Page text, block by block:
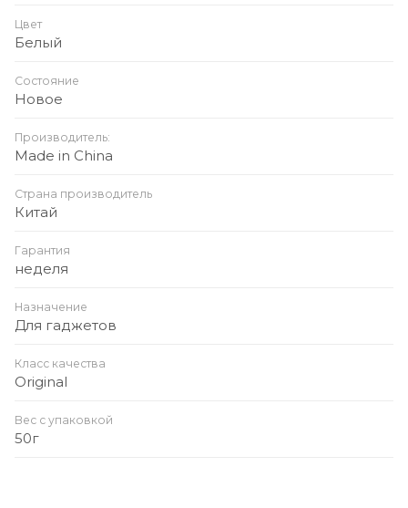
Цвет
Белый
Состояние
Новое
Производитель:
Made in China
Страна производитель
Китай
Гарантия
неделя
Назначение
Для гаджетов
Класс качества
Original
Вес с упаковкой
50г